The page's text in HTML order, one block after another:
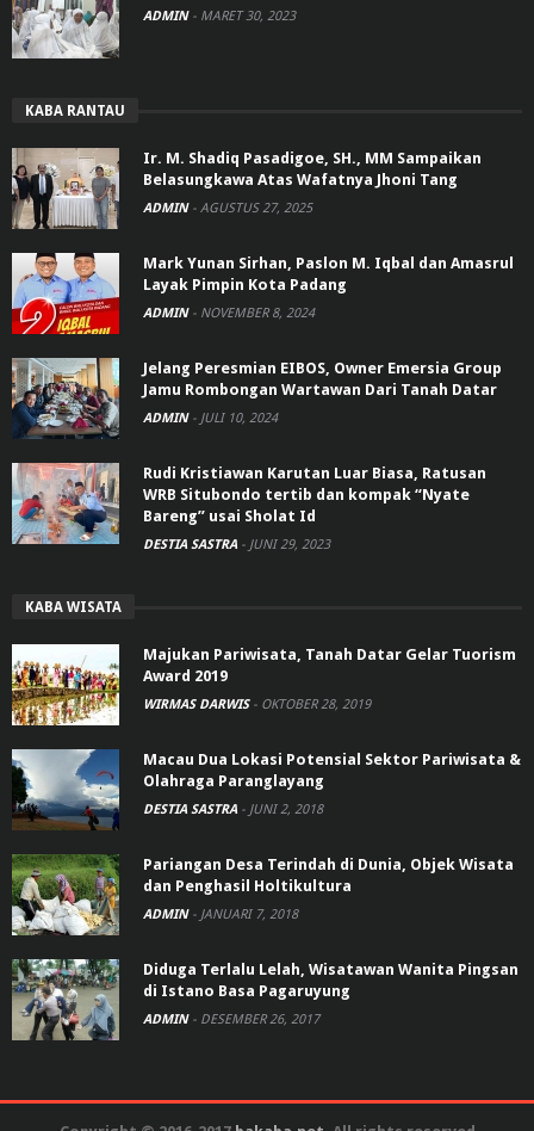
ADMIN - MARET 30, 2023
KABA RANTAU
Ir. M. Shadiq Pasadigoe, SH., MM Sampaikan
Belasungkawa Atas Wafatnya Jhoni Tang
ADMIN - AGUSTUS 27, 2025
Mark Yunan Sirhan, Paslon M. Iqbal dan Amasrul
Layak Pimpin Kota Padang
ADMIN - NOVEMBER 8, 2024
Jelang Peresmian EIBOS, Owner Emersia Group
Jamu Rombongan Wartawan Dari Tanah Datar
ADMIN - JULI 10, 2024
Rudi Kristiawan Karutan Luar Biasa, Ratusan
WRB Situbondo tertib dan kompak “Nyate
Bareng” usai Sholat Id
DESTIA SASTRA - JUNI 29, 2023
KABA WISATA
Majukan Pariwisata, Tanah Datar Gelar Tuorism
Award 2019
WIRMAS DARWIS - OKTOBER 28, 2019
Macau Dua Lokasi Potensial Sektor Pariwisata &
Olahraga Paranglayang
DESTIA SASTRA - JUNI 2, 2018
Pariangan Desa Terindah di Dunia, Objek Wisata
dan Penghasil Holtikultura
ADMIN - JANUARI 7, 2018
Diduga Terlalu Lelah, Wisatawan Wanita Pingsan
di Istano Basa Pagaruyung
ADMIN - DESEMBER 26, 2017